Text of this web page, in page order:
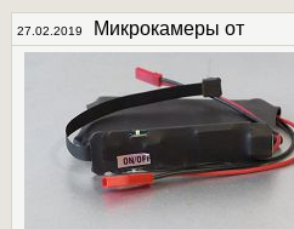
27.02.2019 Микрокамеры от